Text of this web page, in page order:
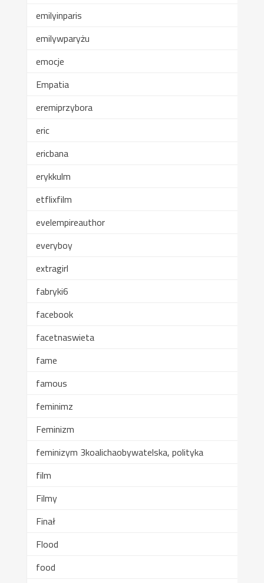
emilyinparis
emilywparyżu
emocje
Empatia
eremiprzybora
eric
ericbana
erykkulm
etflixfilm
evelempireauthor
everyboy
extragirl
fabryki6
facebook
facetnaswieta
fame
famous
feminimz
Feminizm
feminizym 3koalichaobywatelska, polityka
film
Filmy
Finał
Flood
food